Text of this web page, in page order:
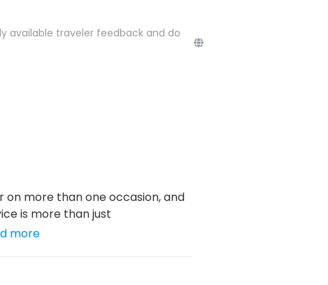
available traveler feedback and do
on more than one occasion, and
is more than just
more